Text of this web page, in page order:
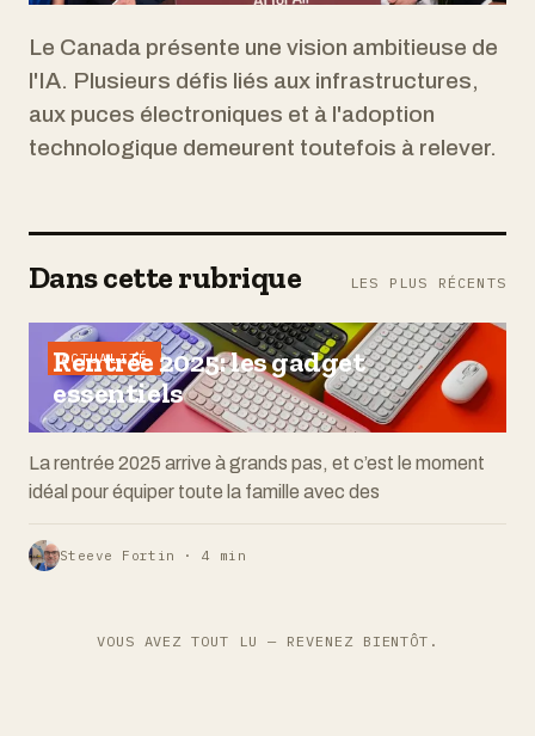
Le Canada présente une vision ambitieuse de
l'IA. Plusieurs défis liés aux infrastructures,
aux puces électroniques et à l'adoption
technologique demeurent toutefois à relever.
Dans cette rubrique LES PLUS RÉCENTS
ACTUALITÉ
Rentrée 2025: les gadget
essentiels
La rentrée 2025 arrive à grands pas, et c’est le moment
idéal pour équiper toute la famille avec des
Steeve Fortin · 4 min
VOUS AVEZ TOUT LU — REVENEZ BIENTÔT.